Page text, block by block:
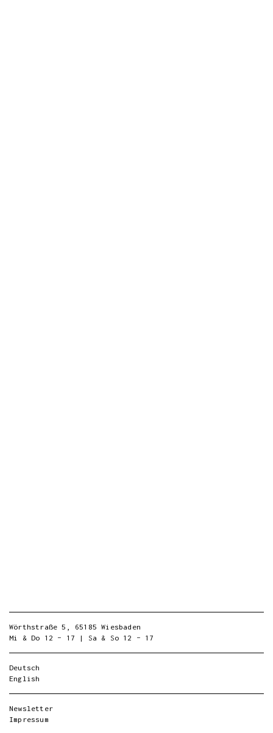
Wörthstraße 5, 65185 Wiesbaden
Mi & Do 12 – 17 | Sa & So 12 – 17
Deutsch
English
Newsletter
Impressum